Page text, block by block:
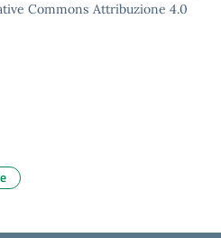
Commons Attribuzione 4.0